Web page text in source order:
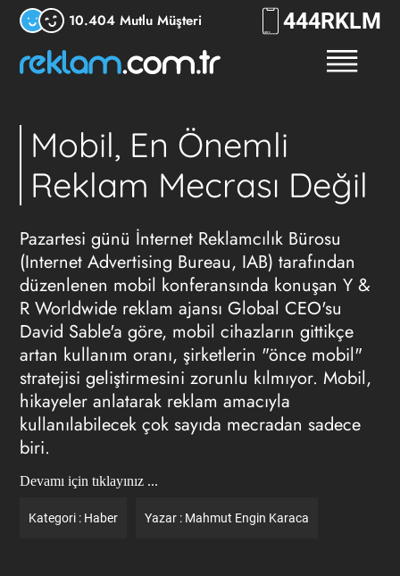
10.404 Mutlu Müşteri 444RKLM
Mobil, En Önemli
Reklam Mecrası Değil
Pazartesi günü İnternet Reklamcılık Bürosu
(Internet Advertising Bureau, IAB) tarafından
düzenlenen mobil konferansında konuşan Y &
R Worldwide reklam ajansı Global CEO'su
David Sable'a göre, mobil cihazların gittikçe
artan kullanım oranı, şirketlerin "önce mobil"
stratejisi geliştirmesini zorunlu kılmıyor. Mobil,
hikayeler anlatarak reklam amacıyla
kullanılabilecek çok sayıda mecradan sadece
biri.
Devamı için tıklayınız ...
Kategori : Haber Yazar : Mahmut Engin Karaca